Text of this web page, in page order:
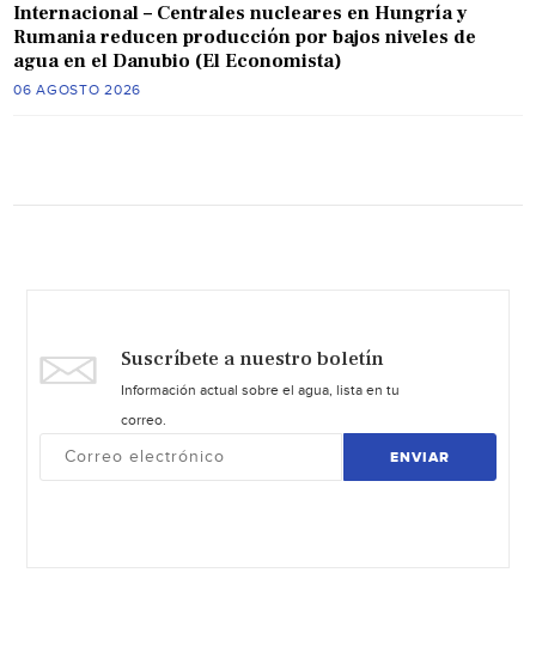
Internacional – Centrales nucleares en Hungría y
Rumania reducen producción por bajos niveles de
agua en el Danubio (El Economista)
06 AGOSTO 2026
Suscríbete a nuestro boletín
Información actual sobre el agua, lista en tu
correo.
ENVIAR